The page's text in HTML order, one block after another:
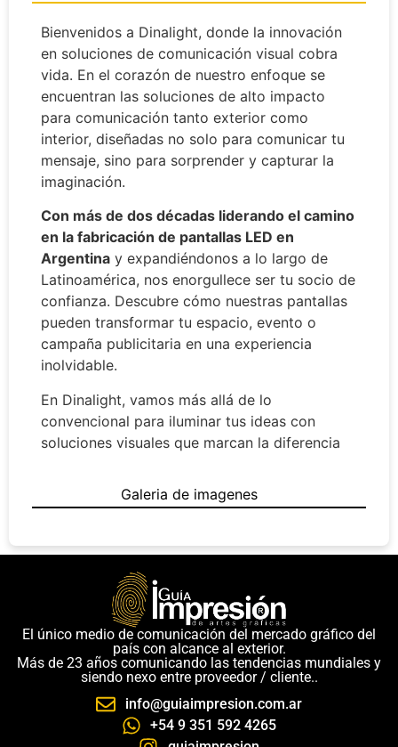
Galeria de imagenes
Bienvenidos a Dinalight, donde la innovación
en soluciones de comunicación visual cobra
vida. En el corazón de nuestro enfoque se
encuentran las soluciones de alto impacto
para comunicación tanto exterior como
interior, diseñadas no solo para comunicar tu
mensaje, sino para sorprender y capturar la
imaginación.
Con más de dos décadas liderando el camino
en la fabricación de pantallas LED en
Argentina y expandiéndonos a lo largo de
Latinoamérica, nos enorgullece ser tu socio de
confianza. Descubre cómo nuestras pantallas
pueden transformar tu espacio, evento o
campaña publicitaria en una experiencia
inolvidable.
En Dinalight, vamos más allá de lo
convencional para iluminar tus ideas con
soluciones visuales que marcan la diferencia
El único medio de comunicación del mercado gráfico del
país con alcance al exterior.
Más de 23 años comunicando las tendencias mundiales y
siendo nexo entre proveedor / cliente..
info@guiaimpresion.com.ar
+54 9 351 592 4265